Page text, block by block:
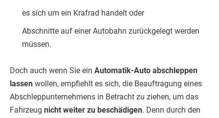
es sich um ein Krafrad handelt oder
Abschnitte auf einer Autobahn zurückgelegt werden
müssen.
Doch auch wenn Sie ein Automatik-Auto abschleppen
lassen wollen, empfiehlt es sich, die Beauftragung eines
Abschleppunternehmens in Betracht zu ziehen, um das
Fahrzeug nicht weiter zu beschädigen. Denn durch den